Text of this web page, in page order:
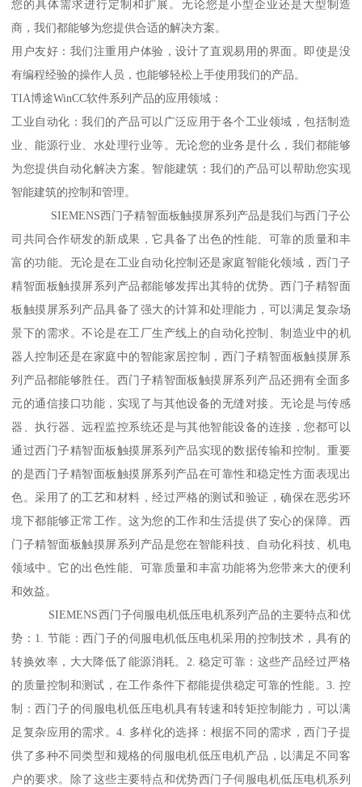
您的具体需求进行定制和扩展。无论您是小型企业还是大型制造
商，我们都能够为您提供合适的解决方案。
用户友好：我们注重用户体验，设计了直观易用的界面。即使是没
有编程经验的操作人员，也能够轻松上手使用我们的产品。
TIA博途WinCC软件系列产品的应用领域：
工业自动化：我们的产品可以广泛应用于各个工业领域，包括制造
业、能源行业、水处理行业等。无论您的业务是什么，我们都能够
为您提供自动化解决方案。智能建筑：我们的产品可以帮助您实现
智能建筑的控制和管理。
SIEMENS西门子精智面板触摸屏系列产品是我们与西门子公
司共同合作研发的新成果，它具备了出色的性能、可靠的质量和丰
富的功能。无论是在工业自动化控制还是家庭智能化领域，西门子
精智面板触摸屏系列产品都能够发挥出其特的优势。西门子精智面
板触摸屏系列产品具备了强大的计算和处理能力，可以满足复杂场
景下的需求。不论是在工厂生产线上的自动化控制、制造业中的机
器人控制还是在家庭中的智能家居控制，西门子精智面板触摸屏系
列产品都能够胜任。西门子精智面板触摸屏系列产品还拥有全面多
元的通信接口功能，实现了与其他设备的无缝对接。无论是与传感
器、执行器、远程监控系统还是与其他智能设备的连接，您都可以
通过西门子精智面板触摸屏系列产品实现的数据传输和控制。重要
的是西门子精智面板触摸屏系列产品在可靠性和稳定性方面表现出
色。采用了的工艺和材料，经过严格的测试和验证，确保在恶劣环
境下都能够正常工作。这为您的工作和生活提供了安心的保障。西
门子精智面板触摸屏系列产品是您在智能科技、自动化科技、机电
领域中。它的出色性能、可靠质量和丰富功能将为您带来大的便利
和效益。
SIEMENS西门子伺服电机低压电机系列产品的主要特点和优
势：1. 节能：西门子的伺服电机低压电机采用的控制技术，具有的
转换效率，大大降低了能源消耗。2. 稳定可靠：这些产品经过严格
的质量控制和测试，在工作条件下都能提供稳定可靠的性能。3. 控
制：西门子的伺服电机低压电机具有转速和转矩控制能力，可以满
足复杂应用的需求。4. 多样化的选择：根据不同的需求，西门子提
供了多种不同类型和规格的伺服电机低压电机产品，以满足不同客
户的要求。除了这些主要特点和优势西门子伺服电机低压电机系列